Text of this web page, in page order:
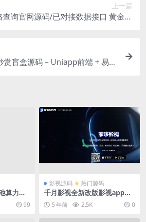
上一篇
询官网源码/已对接数据接口 黄金价
赏盲盒源码 – Uniapp前端 + 易支
算力理
99
影视源码 热门源码
千月影视全新改版影视app系
统-支持投屏-二开美化版
5 年前 2.5K 0